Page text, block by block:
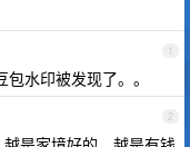
1
水印被发现了。。
2